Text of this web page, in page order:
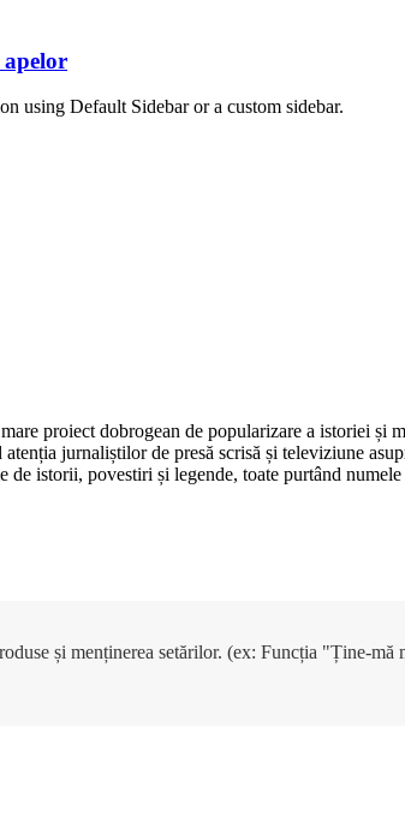
using Default Sidebar or a custom sidebar.
proiect dobrogean de popularizare a istoriei
jurnaliștilor de presă scrisă și televiziune
istorii, povestiri și legende, toate purtând
și menținerea setărilor. (ex: Funcția "Ține-mă